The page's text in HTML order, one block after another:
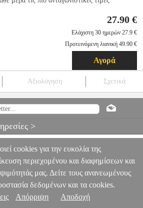
27.90 €
Ελάχιστη 30 ημερών 27.9 €
Προτεινόμενη λιανική 49.90 €
Αγορά
Αξιολόγηση Σχετικά
THE ZODIAC
>
cookies για την ευκολία της
περιεχομένου και διαφημίσεων και
μας. Δείτε τους ανανεωμένους
δεδομένων και τα cookies.
Απόρριψη Αποδοχή